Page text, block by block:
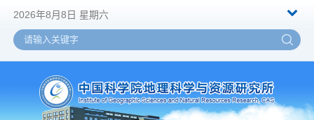
2026年8月8日 星期六